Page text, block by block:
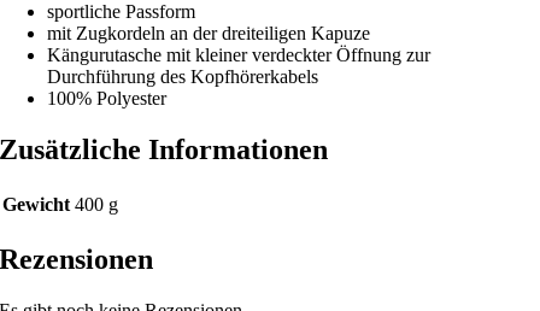
sportliche Passform
mit Zugkordeln an der dreiteiligen Kapuze
Kängurutasche mit kleiner verdeckter Öffnung zur
Durchführung des Kopfhörerkabels
100% Polyester
Zusätzliche Informationen
Gewicht 400 g
Rezensionen